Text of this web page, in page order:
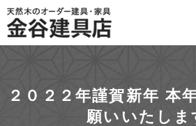
２０２２年謹賀新年 本
願いいたしま